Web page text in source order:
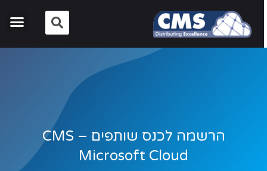
הרשמה לכנס שותפים CMS –
Microsoft Cloud